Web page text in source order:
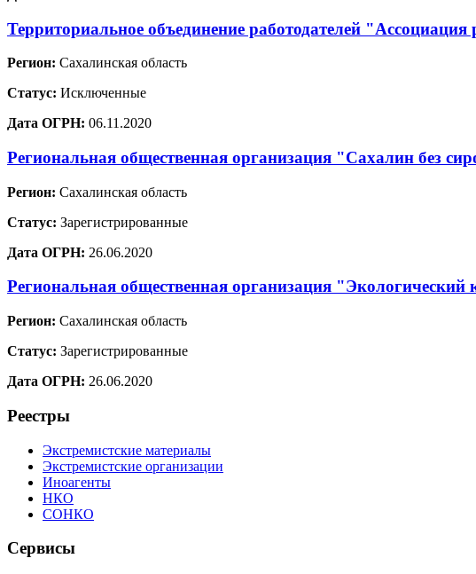
Территориальное объединение работодателей
Регион: Сахалинская область
Статус: Исключенные
Дата ОГРН: 06.11.2020
Региональная общественная организация "Сахалин без
Регион: Сахалинская область
Статус: Зарегистрированные
Дата ОГРН: 26.06.2020
Региональная общественная организация "Экологический
Регион: Сахалинская область
Статус: Зарегистрированные
Дата ОГРН: 26.06.2020
Реестры
Экстремистские материалы
Экстремистские организации
Иноагенты
НКО
СОНКО
Сервисы